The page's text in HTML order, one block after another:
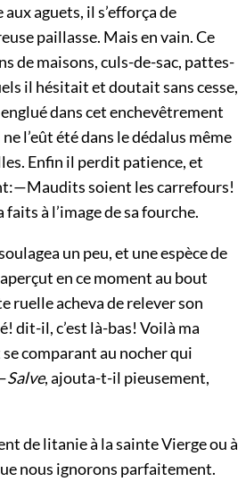
aguets, il s’efforça de
paillasse. Mais en vain. Ce
de maisons, culs-de-sac, pattes-
il hésitait et doutait sans cesse,
dans cet enchevêtrement
l’eût été dans le dédalus même
Enfin il perdit patience, et
soient les carrefours!
faits à l’image de sa fourche.
un peu, et une espèce de
en ce moment au bout
ruelle acheva de relever son
dit-il, c’est là-bas! Voilà ma
comparant au nocher qui
Salve, ajouta-t-il pieusement,
de litanie à la sainte Vierge ou à
nous ignorons parfaitement.